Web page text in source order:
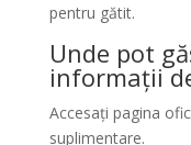
pentru gătit.
Unde pot
informații
Accesați pagina
suplimentare.